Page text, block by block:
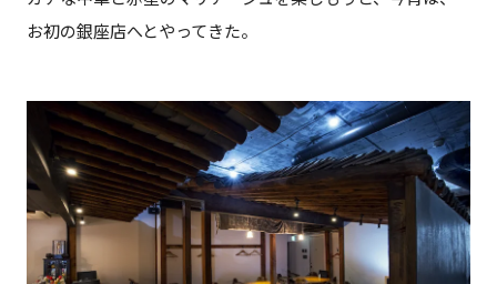
お初の銀座店へとやってきた。